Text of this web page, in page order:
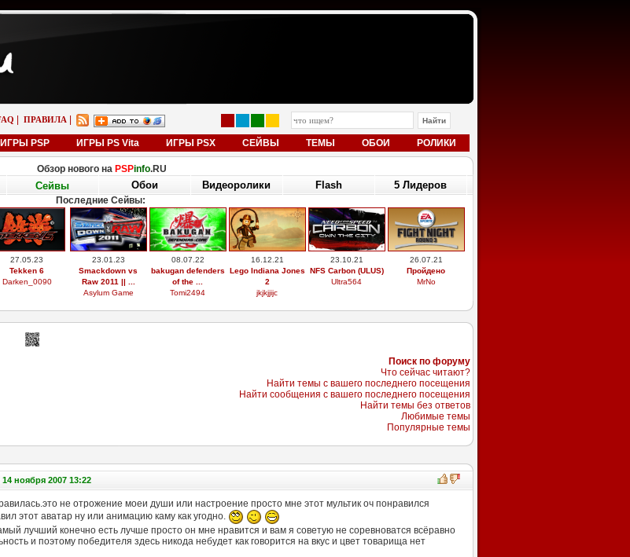
ПРАВИЛА
ИГРЫ PSP ИГРЫ PS Vita ИГРЫ PSX СЕЙВЫ ТЕМЫ ОБОИ РОЛИКИ
Обзор нового на PSPinfo.RU
Сейвы Обои Видеоролики Flash 5 Лидеров
Последние Сейвы:
27.05.23
Tekken 6
Darken_0090
23.01.23
Smackdown vs
Raw 2011 || ...
Asylum Game
08.07.22
bakugan defenders
of the ...
Tomi2494
16.12.21
Lego Indiana Jones
2
jkjkjjijc
23.10.21
NFS Carbon (ULUS)
Ultra564
26.07.21
Пройдено
MrNo
Поиск по форуму
Что сейчас читают?
Найти темы с вашего последнего посещения
Найти сообщения с вашего последнего посещения
Найти темы без ответов
Любимые темы
Популярные темы
ноября 2007 13:22
не отрожение моеи души или настроение просто мне этот мультик оч понравился
этот аватар ну или анимацию каму как угодно.
лучший конечно есть лучше просто он мне нравится и вам я советую не соревноватся всёравно
и поэтому победителя здесь никода небудет как говорится на вкус и цвет товарища нет